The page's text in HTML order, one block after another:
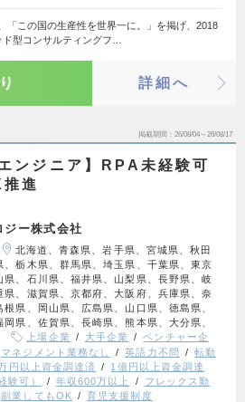
「この国の生産性を世界一に。」を掲げ、2018
型コンサルティングフ…
詳細へ
掲載期間 26/08/04～26/08/17
ンジニア】RPA未経験可
進
ジー株式会社
北海道、青森県、岩手県、宮城県、秋田
、栃木県、群馬県、埼玉県、千葉県、東京
、石川県、福井県、山梨県、長野県、岐
、滋賀県、京都府、大阪府、兵庫県、奈
県、岡山県、広島県、山口県、徳島県、
県、佐賀県、長崎県、熊本県、大分県、
上場企業 大手企業
ベンチャー企
マネジメント業務なし 英語力不問
転勤
円以上資金調達済
1億円以上資金調達
験可） 年収600万以上
フレックス勤
副業してもOK 育児支援制度